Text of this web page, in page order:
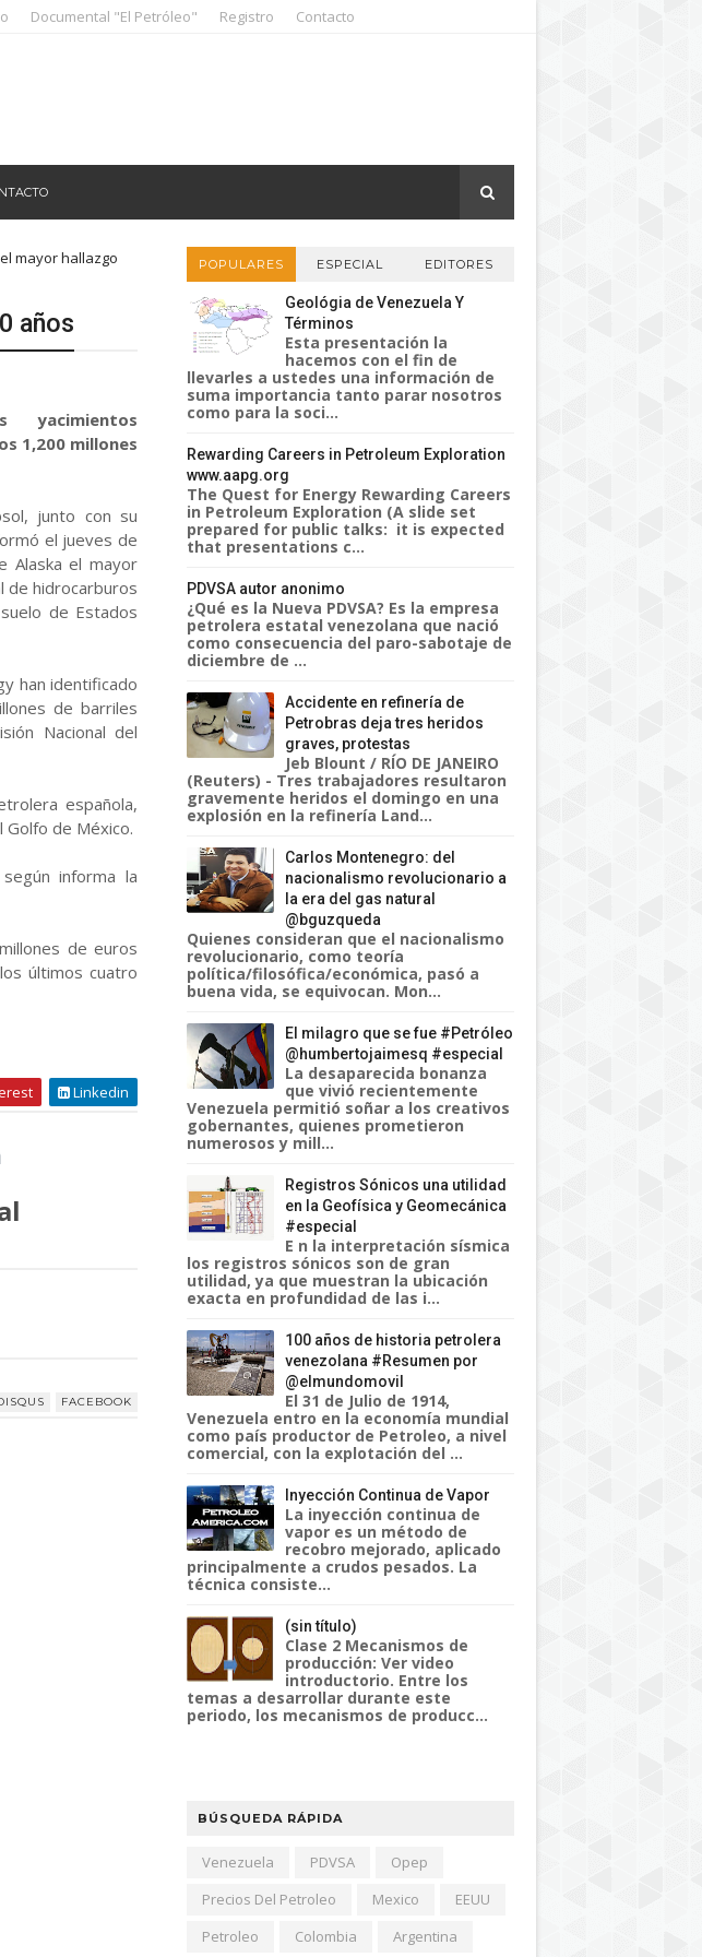
Documental "El Petróleo" Registro Contacto
mayor hallazgo
años
1,200 millones
junto con su
el jueves de
Alaska el mayor
de hidrocarburos
de Estados
han identificado
de barriles
Nacional del
española,
de México.
informa la
de euros
últimos cuatro
Linkedin
FACEBOOK
POPULARES ESPECIAL EDITORES
Geológia de Venezuela Y
Términos
Esta presentación la
hacemos con el fin de
llevarles a ustedes una información de
suma importancia tanto parar nosotros
como para la soci...
Rewarding Careers in Petroleum Exploration
www.aapg.org
The Quest for Energy Rewarding Careers
in Petroleum Exploration (A slide set
prepared for public talks: it is expected
that presentations c...
PDVSA autor anonimo
¿Qué es la Nueva PDVSA? Es la empresa
petrolera estatal venezolana que nació
como consecuencia del paro-sabotaje de
diciembre de ...
Accidente en refinería de
Petrobras deja tres heridos
graves, protestas
Jeb Blount / RÍO DE JANEIRO
(Reuters) - Tres trabajadores resultaron
gravemente heridos el domingo en una
explosión en la refinería Land...
Carlos Montenegro: del
nacionalismo revolucionario a
la era del gas natural
@bguzqueda
Quienes consideran que el nacionalismo
revolucionario, como teoría
política/filosófica/económica, pasó a
buena vida, se equivocan. Mon...
El milagro que se fue #Petróleo
@humbertojaimesq #especial
La desaparecida bonanza
que vivió recientemente
Venezuela permitió soñar a los creativos
gobernantes, quienes prometieron
numerosos y mill...
Registros Sónicos una utilidad
en la Geofísica y Geomecánica
#especial
E n la interpretación sísmica
los registros sónicos son de gran
utilidad, ya que muestran la ubicación
exacta en profundidad de las i...
100 años de historia petrolera
venezolana #Resumen por
@elmundomovil
El 31 de Julio de 1914,
Venezuela entro en la economía mundial
como país productor de Petroleo, a nivel
comercial, con la explotación del ...
Inyección Continua de Vapor
La inyección continua de
vapor es un método de
recobro mejorado, aplicado
principalmente a crudos pesados. La
técnica consiste...
(sin título)
Clase 2 Mecanismos de
producción: Ver video
introductorio. Entre los
temas a desarrollar durante este
periodo, los mecanismos de producc...
BÚSQUEDA RÁPIDA
Venezuela PDVSA
Opep
Precios Del Petroleo
Mexico
EEUU
Petroleo
Colombia
Argentina